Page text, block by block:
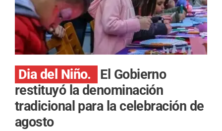
Dia del Niño.
El Gobierno
restituyó la denominación
tradicional para la celebración de
agosto